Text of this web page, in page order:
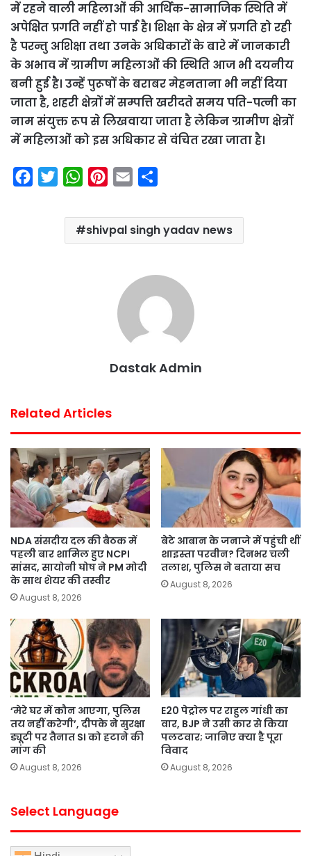
में रहने वाली महिलाओं की आर्थिक-सामाजिक स्थिति में
अपेक्षित प्रगति नहीं हो पाई है। शिक्षा के क्षेत्र में प्रगति हो रही
है परन्तु अशिक्षा तथा उनके अधिकारों के बारे में जानकारी
के अभाव में ग्रामीण महिलाओं की स्थिति आज भी दयनीय
बनी हुई है। उन्हें पुरूषों के बराबर मेहनताना भी नहीं दिया
जाता है, शहरी क्षेत्रों में सम्पत्ति खरीदते समय पति-पत्नी का
नाम संयुक्त रूप से लिखवाया जाता है लेकिन ग्रामीण क्षेत्रों
में महिलाओं को इस अधिकार से वंचित रखा जाता है।
W
a
t
n
t
a
i
a
r
shivpal singh yadav news
Dastak Admin
Related Articles
NDA संसदीय दल की बैठक में
पहली बार शामिल हुए NCPI
सांसद, सायोनी घोष ने PM मोदी
के साथ शेयर की तस्वीर
August 8, 2026
बेटे आबान के जनाजे में पहुंची थीं
शाइस्ता परवीन? दिनभर चली
तलाश, पुलिस ने बताया सच
August 8, 2026
‘मेरे घर में कौन आएगा, पुलिस
तय नहीं करेगी’, दीपके ने सुरक्षा
ड्यूटी पर तैनात SI को हटाने की
मांग की
August 8, 2026
E20 पेट्रोल पर राहुल गांधी का
वार, BJP ने उसी कार से किया
पलटवार; जानिए क्या है पूरा
विवाद
August 8, 2026
Select Language